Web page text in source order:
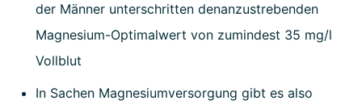
der Männer unterschritten denanzustrebenden
Magnesium-Optimalwert von zumindest 35 mg/l
Vollblut
In Sachen Magnesiumversorgung gibt es also